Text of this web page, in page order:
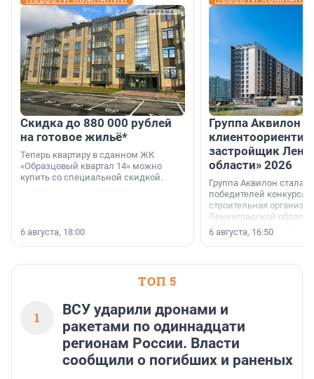
Скидка до 880 000 рублей
на готовое жильё*
Теперь квартиру в сданном ЖК
«Образцовый квартал 14» можно
купить со специальной скидкой.
6 августа, 18:00
Группа Аквилон
застройщик
области» 2026
Группа Аквилон стала
победителей конкурса
строительная
Ленинградской области
номинации «Самый
застройщик
области».
6 августа, 16:50
ТОП 5
1
ВСУ ударили дронами и
ракетами по одиннадцати
регионам России. Власти
сообщили о погибших и раненых